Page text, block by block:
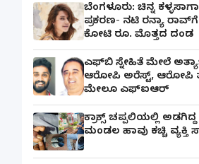
ಬೆಂಗಳೂರು: ಚಿನ್ನ
ಪ್ರಕರಣ- ನಟಿ ರನ್ಯಾ ರಾವ್‌ಗೆ
ಕೋಟಿ ರೂ. ಮೊತ್ತದ ದಂಡ
ಎಫ್‌ಬಿ ಸ್ನೇಹಿತೆ ಮೇಲೆ
ಆರೋಪಿ ಅರೆಸ್ಟ್, ಆರೋಪಿ
ಮೇಲೂ ಎಫ್ಐಆರ್
ಕ್ರಾಕ್ಸ್ ಚಪ್ಪಲಿಯಲ್ಲಿ
ಮಂಡಲ ಹಾವು ಕಚ್ಚಿ ವ್ಯಕ್ತಿ